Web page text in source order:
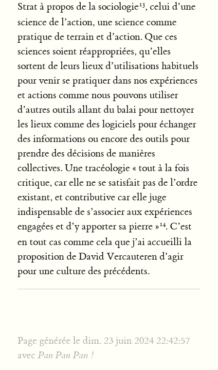
Strat à propos de la sociologie , celui d’une
science de l’action, une science comme
pratique de terrain et d’action. Que ces
sciences soient réappropriées, qu’elles
sortent de leurs lieux d’utilisations habituels
pour venir se pratiquer dans nos expériences
et actions comme nous pouvons utiliser
d’autres outils allant du balai pour nettoyer
les lieux comme des logiciels pour échanger
des informations ou encore des outils pour
prendre des décisions de manières
collectives. Une tracéologie « tout à la fois
critique, car elle ne se satisfait pas de l’ordre
existant, et contributive car elle juge
indispensable de s’associer aux expériences
engagées et d’y apporter sa pierre » . C’est
en tout cas comme cela que j’ai accueilli la
proposition de David Vercauteren d’agir
pour une culture des précédents.
Page générée le dim. 23 juin 2024 22:42:57
avecPan Pan Pan !